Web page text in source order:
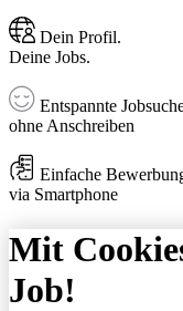
Dein Profil.
Deine Jobs.
Entspannte
ohne Anschreiben
Einfache
via Smartphone
Mit
Job!